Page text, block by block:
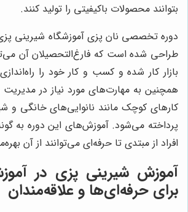
بتوانند محصولات باکیفیتی را تولید کنند.
دوره تخصصی نان پزی آموزشگاه شیرینی
طراحی شده است که فارغ‌التحصیلان آن
بازار کار شده و کسب و کار خود را
همچنین به مهارت‌های مورد نیاز در
کارهای کوچک مانند نانوایی‌های خانگی و
پرداخته می‌شود. آموزش‌های این دوره به
افراد از مبتدی تا حرفه‌ای می‌توانند از آن
آموزش شیرینی پزی در
برای حرفه‌ای‌ها و علاقه‌مندان